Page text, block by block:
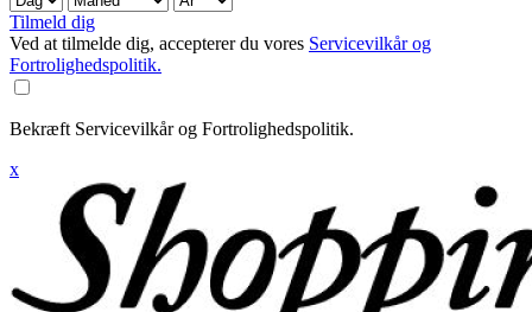
Tilmeld dig
Ved at tilmelde dig, accepterer du vores Servicevilkår og
Fortrolighedspolitik.
Bekræft Servicevilkår og Fortrolighedspolitik.
x